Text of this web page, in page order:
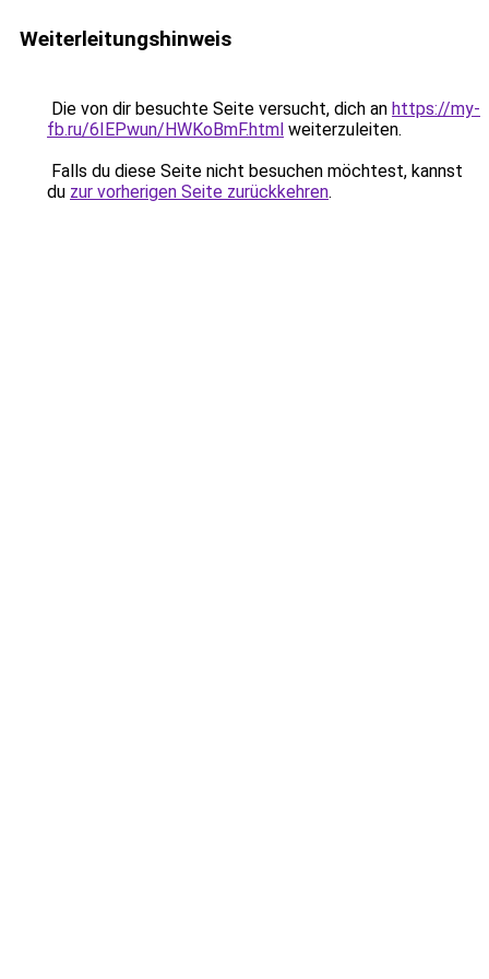
Weiterleitungshinweis
Die von dir besuchte Seite versucht, dich an https://my-
fb.ru/6IEPwun/HWKoBmF.html weiterzuleiten.
Falls du diese Seite nicht besuchen möchtest, kannst
du zur vorherigen Seite zurückkehren.